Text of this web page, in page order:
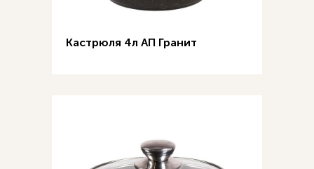
Кастрюля 4л АП Гранит